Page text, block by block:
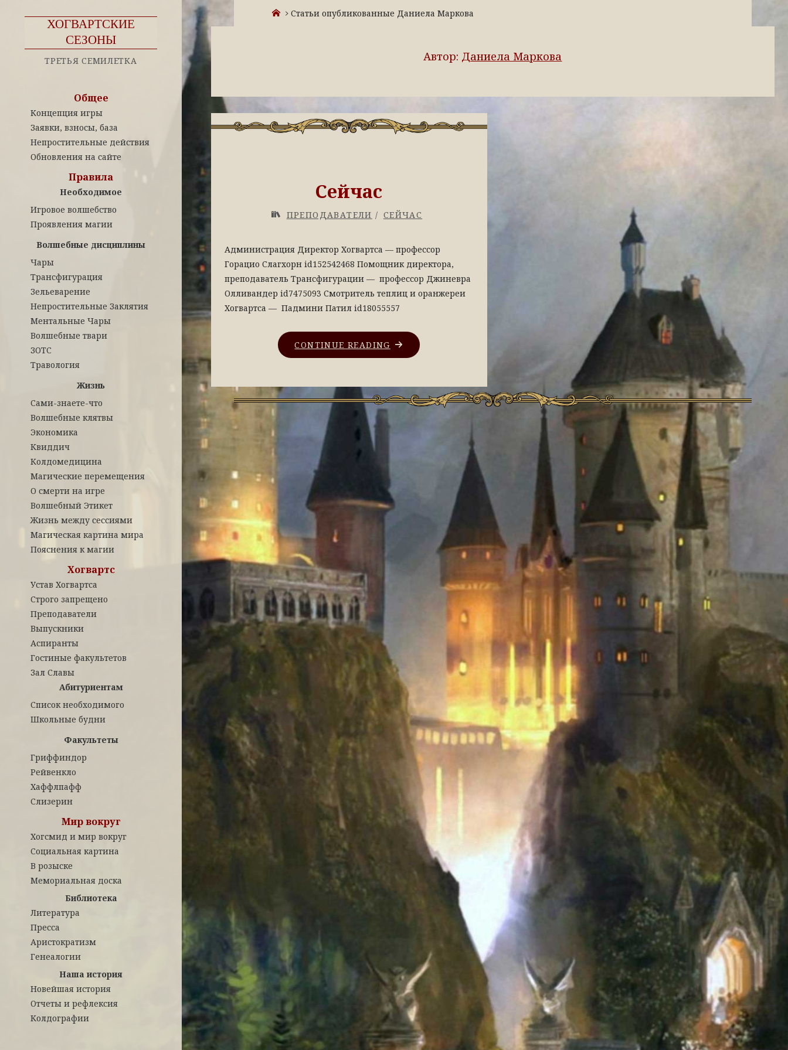
ХОГВАРТСКИЕ
СЕЗОНЫ
ТРЕТЬЯ СЕМИЛЕТКА
Общее
Концепция игры
Заявки, взносы, база
Непростительные действия
Обновления на сайте
Правила
Необходимое
Игровое волшебство
Проявления магии
Волшебные дисциплины
Чары
Трансфигурация
Зельеварение
Непростительные Заклятия
Ментальные Чары
Волшебные твари
ЗОТС
Травология
Жизнь
Сами-знаете-что
Волшебные клятвы
Экономика
Квиддич
Колдомедицина
Магические перемещения
О смерти на игре
Волшебный Этикет
Жизнь между сессиями
Магическая картина мира
Пояснения к магии
Хогвартс
Устав Хогвартса
Строго запрещено
Преподаватели
Выпускники
Аспиранты
Гостиные факультетов
Зал Славы
Абитуриентам
Список необходимого
Школьные будни
Факультеты
Гриффиндор
Рейвенкло
Хаффлпафф
Слизерин
Мир вокруг
Хогсмид и мир вокруг
Социальная картина
В розыске
Мемориальная доска
Библиотека
Литература
Пресса
Аристократизм
Генеалогии
Наша история
Новейшая история
Отчеты и рефлексия
Колдографии
Статьи опубликованные Даниела Маркова
Автор: Даниела Маркова
Сейчас
ПРЕПОДАВАТЕЛИ / СЕЙЧАС
Администрация Директор Хогвартса — профессор
Горацио Слагхорн id152542468 Помощник директора,
преподаватель Трансфигурации — профессор Джиневра
Олливандер id7475093 Смотритель теплиц и оранжереи
Хогвартса — Падмини Патил id18055557
CONTINUE READING